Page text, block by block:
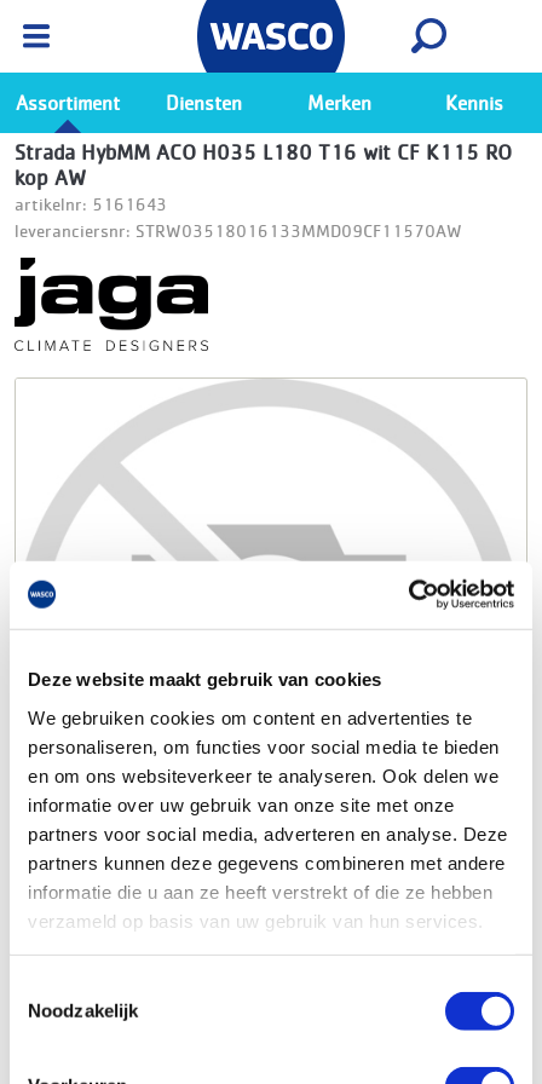
Deze website maakt gebruik van cookies
We gebruiken cookies om content en advertenties te
personaliseren, om functies voor social media te bieden
en om ons websiteverkeer te analyseren. Ook delen we
informatie over uw gebruik van onze site met onze
partners voor social media, adverteren en analyse. Deze
partners kunnen deze gegevens combineren met andere
informatie die u aan ze heeft verstrekt of die ze hebben
verzameld op basis van uw gebruik van hun services.
Noodzakelijk
Ga naar de Wasco app
Bekijk
Assortiment Diensten Merken Kennis
Strada HybMM ACO H035 L180 T16 wit CF K115 RO
kop AW
artikelnr: 5161643
leveranciersnr: STRW03518016133MMD09CF11570AW